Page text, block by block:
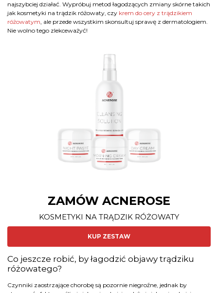
najszybciej działać. Wypróbuj metod łagodzących zmiany skórne takich
jak kosmetyki na trądzik różowaty, czy krem do cery z trądzikiem
różowatym, ale przede wszystkim skonsultuj sprawę z dermatologiem.
Nie wolno tego zlekceważyć!
ZAMÓW ACNEROSE
KOSMETYKI NA TRĄDZIK RÓŻOWATY
KUP ZESTAW
Co jeszcze robić, by łagodzić objawy trądziku
różowatego?
Czynniki zaostrzające chorobę są pozornie niegroźne, jednak by